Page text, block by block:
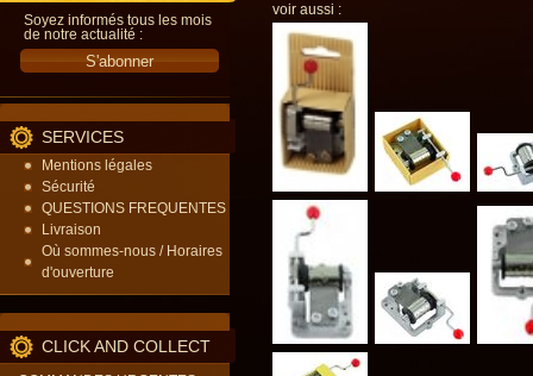
Soyez informés tous les mois
de notre actualité :
SERVICES
Mentions légales
Sécurité
QUESTIONS FREQUENTES
Livraison
Où sommes-nous / Horaires
d'ouverture
CLICK AND COLLECT
voir aussi :